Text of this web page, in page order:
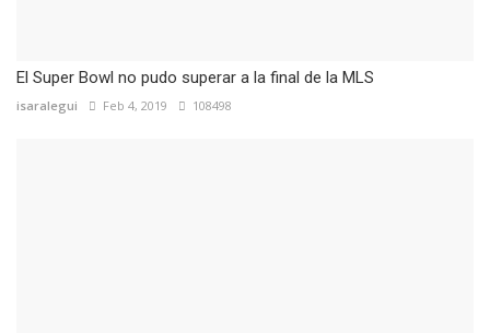
El Super Bowl no pudo superar a la final de la MLS
isaralegui Feb 4, 2019 108498